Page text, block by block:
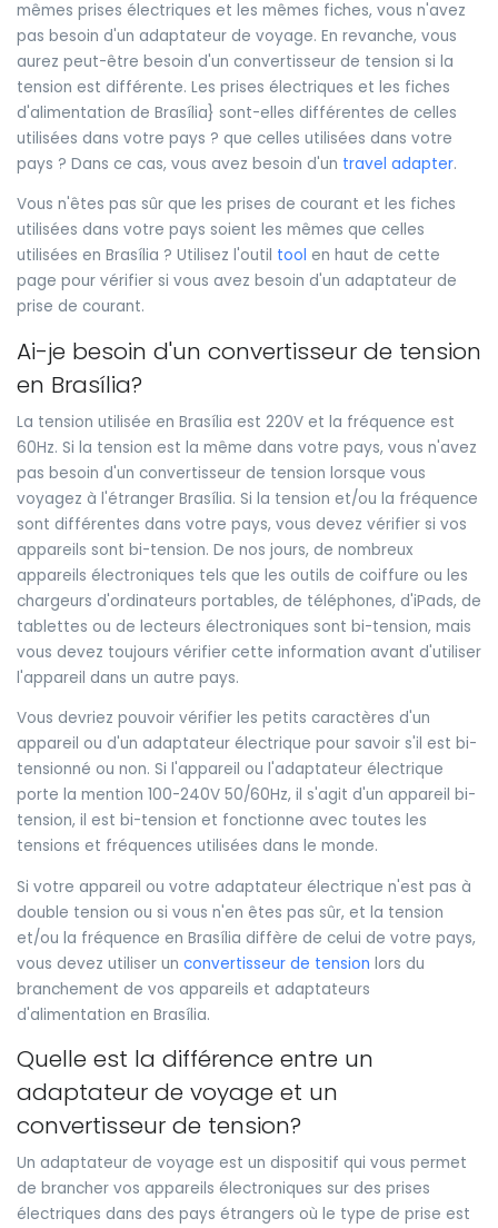
mêmes prises électriques et les mêmes fiches, vous n'avez
pas besoin d'un adaptateur de voyage. En revanche, vous
aurez peut-être besoin d'un convertisseur de tension si la
tension est différente. Les prises électriques et les fiches
d'alimentation de Brasília} sont-elles différentes de celles
utilisées dans votre pays ? que celles utilisées dans votre
pays ? Dans ce cas, vous avez besoin d'un travel adapter.
Vous n'êtes pas sûr que les prises de courant et les fiches
utilisées dans votre pays soient les mêmes que celles
utilisées en Brasília ? Utilisez l'outil tool en haut de cette
page pour vérifier si vous avez besoin d'un adaptateur de
prise de courant.
Ai-je besoin d'un convertisseur de tension
en Brasília?
La tension utilisée en Brasília est 220V et la fréquence est
60Hz. Si la tension est la même dans votre pays, vous n'avez
pas besoin d'un convertisseur de tension lorsque vous
voyagez à l'étranger Brasília. Si la tension et/ou la fréquence
sont différentes dans votre pays, vous devez vérifier si vos
appareils sont bi-tension. De nos jours, de nombreux
appareils électroniques tels que les outils de coiffure ou les
chargeurs d'ordinateurs portables, de téléphones, d'iPads, de
tablettes ou de lecteurs électroniques sont bi-tension, mais
vous devez toujours vérifier cette information avant d'utiliser
l'appareil dans un autre pays.
Vous devriez pouvoir vérifier les petits caractères d'un
appareil ou d'un adaptateur électrique pour savoir s'il est bi-
tensionné ou non. Si l'appareil ou l'adaptateur électrique
porte la mention 100-240V 50/60Hz, il s'agit d'un appareil bi-
tension, il est bi-tension et fonctionne avec toutes les
tensions et fréquences utilisées dans le monde.
Si votre appareil ou votre adaptateur électrique n'est pas à
double tension ou si vous n'en êtes pas sûr, et la tension
et/ou la fréquence en Brasília diffère de celui de votre pays,
vous devez utiliser un convertisseur de tension lors du
branchement de vos appareils et adaptateurs
d'alimentation en Brasília.
Quelle est la différence entre un
adaptateur de voyage et un
convertisseur de tension?
Un adaptateur de voyage est un dispositif qui vous permet
de brancher vos appareils électroniques sur des prises
électriques dans des pays étrangers où le type de prise est